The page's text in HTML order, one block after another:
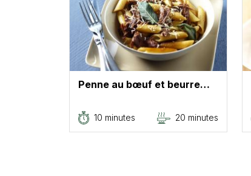
Penne au bœuf et beurre…
10 minutes 20 minutes